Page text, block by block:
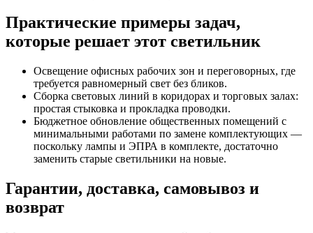
Практические примеры задач,
которые решает этот светильник
Освещение офисных рабочих зон и переговорных, где
требуется равномерный свет без бликов.
Сборка световых линий в коридорах и торговых залах:
простая стыковка и прокладка проводки.
Бюджетное обновление общественных помещений с
минимальными работами по замене комплектующих —
поскольку лампы и ЭПРА в комплекте, достаточно
заменить старые светильники на новые.
Гарантии, доставка, самовывоз и
возврат